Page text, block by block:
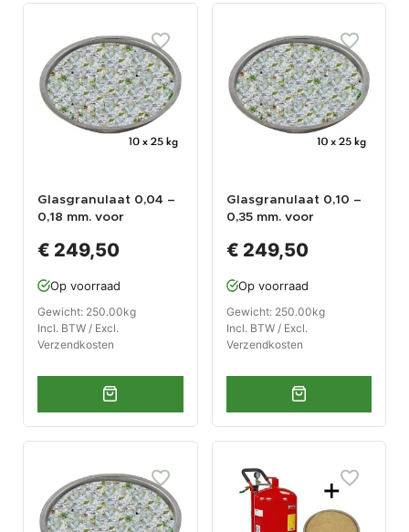
Glasgranulaat 0,04 –
0,18 mm. voor
mobiele straalketels
€ 249,50
Op voorraad
Gewicht: 250.00kg
Incl. BTW / Excl.
Verzendkosten
Glasgranulaat 0,10 –
0,35 mm. voor
mobiele straalketels
€ 249,50
Op voorraad
Gewicht: 250.00kg
Incl. BTW / Excl.
Verzendkosten